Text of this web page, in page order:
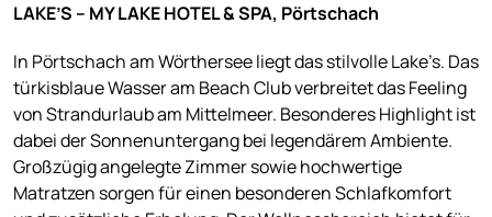
LAKE’S – MY LAKE HOTEL & SPA, Pörtschach
In Pörtschach am Wörthersee liegt das stilvolle Lake’s. Das
türkisblaue Wasser am Beach Club verbreitet das Feeling
von Strandurlaub am Mittelmeer. Besonderes Highlight ist
dabei der Sonnenuntergang bei legendärem Ambiente.
Großzügig angelegte Zimmer sowie hochwertige
Matratzen sorgen für einen besonderen Schlafkomfort